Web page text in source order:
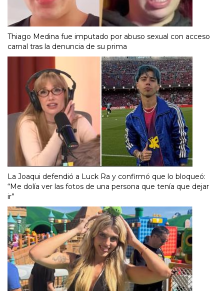
Thiago Medina fue imputado por abuso sexual con acceso
carnal tras la denuncia de su prima
La Joaqui defendió a Luck Ra y confirmó que lo bloqueó:
“Me dolía ver las fotos de una persona que tenía que dejar
ir”